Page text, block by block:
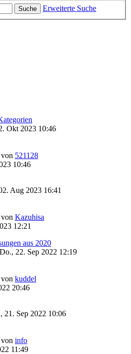
Suche
Erweiterte Suche
Okt 2023 10:46
von 521128
10:46
Aug 2023 16:41
von Kazuhisa
12:21
aus 2020
Do., 22. Sep 2022 12:19
von kuddel
20:46
21. Sep 2022 10:06
von info
11:49